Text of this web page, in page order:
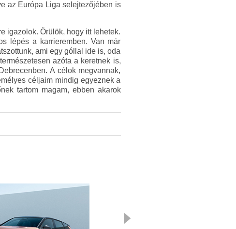
az Európa Liga selejtezőjében is
igazolok. Örülök, hogy itt lehetek.
lépés a karrieremben. Van már
ami egy góllal ide is, oda
azóta a keretnek is,
A célok megvannak,
céljaim mindig egyeznek a
tartom magam, ebben akarok